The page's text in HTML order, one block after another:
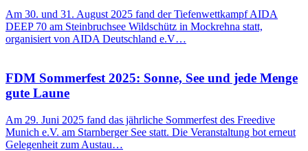
Am 30. und 31. August 2025 fand der Tiefenwettkampf AIDA
DEEP 70 am Steinbruchsee Wildschütz in Mockrehna statt,
organisiert von AIDA Deutschland e.V…
FDM Sommerfest 2025: Sonne, See und jede Menge
gute Laune
Am 29. Juni 2025 fand das jährliche Sommerfest des Freedive
Munich e.V. am Starnberger See statt. Die Veranstaltung bot erneut
Gelegenheit zum Austau…